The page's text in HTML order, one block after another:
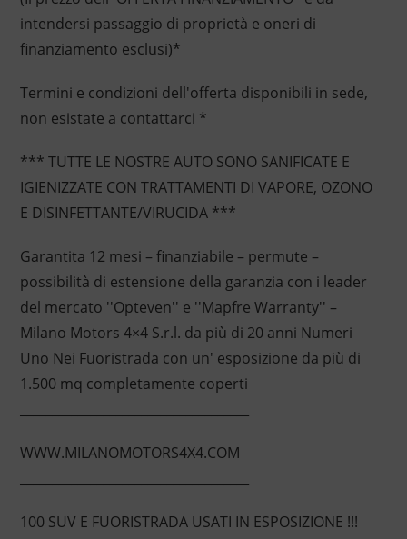
intendersi passaggio di proprietà e oneri di
finanziamento esclusi)*
Termini e condizioni dell'offerta disponibili in sede,
non esistate a contattarci *
*** TUTTE LE NOSTRE AUTO SONO SANIFICATE E
IGIENIZZATE CON TRATTAMENTI DI VAPORE, OZONO
E DISINFETTANTE/VIRUCIDA ***
Garantita 12 mesi – finanziabile – permute –
possibilità di estensione della garanzia con i leader
del mercato ''Opteven'' e ''Mapfre Warranty'' –
Milano Motors 4×4 S.r.l. da più di 20 anni Numeri
Uno Nei Fuoristrada con un' esposizione da più di
1.500 mq completamente coperti
WWW.MILANOMOTORS4X4.COM
100 SUV E FUORISTRADA USATI IN ESPOSIZIONE !!!